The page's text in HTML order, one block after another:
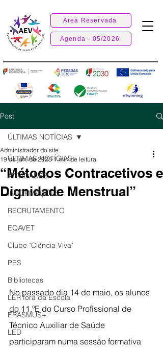
Área Reservada
Agenda - 05/2026
Post
ÚLTIMAS NOTÍCIAS
ATIVIDADES
INFORMAÇÕES
RECRUTAMENTO
EQAVET
Clube "Ciência Viva"
PES
Bibliotecas
LER fora da Escola
ERASMUS+
LED
ÚLTIMAS NOTÍCIAS
“Métodos Contracetivos e
Dignidade Menstrual”
Administrador do site
19 de jun. de 2025 1 min de leitura
No passado dia 14 de maio, os alunos
do 11.ºE do Curso Profissional de
Técnico Auxiliar de Saúde
participaram numa sessão formativa